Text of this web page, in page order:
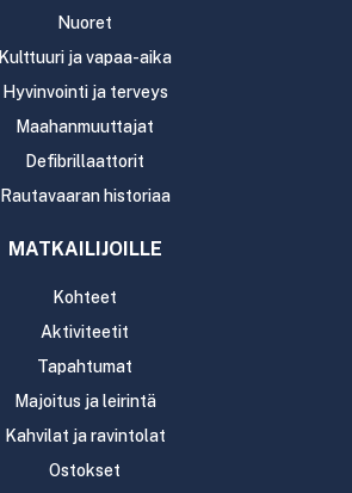
Nuoret
Kulttuuri ja vapaa-aika
Hyvinvointi ja terveys
Maahanmuuttajat
Defibrillaattorit
Rautavaaran historiaa
MATKAILIJOILLE
Kohteet
Aktiviteetit
Tapahtumat
Majoitus ja leirintä
Kahvilat ja ravintolat
Ostokset